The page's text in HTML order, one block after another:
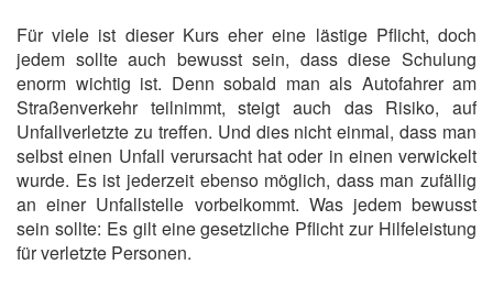
Für viele ist dieser Kurs eher eine lästige Pflicht, doch
jedem sollte auch bewusst sein, dass diese Schulung
enorm wichtig ist. Denn sobald man als Autofahrer am
Straßenverkehr teilnimmt, steigt auch das Risiko, auf
Unfallverletzte zu treffen. Und dies nicht einmal, dass man
selbst einen Unfall verursacht hat oder in einen verwickelt
wurde. Es ist jederzeit ebenso möglich, dass man zufällig
an einer Unfallstelle vorbeikommt. Was jedem bewusst
sein sollte: Es gilt eine gesetzliche Pflicht zur Hilfeleistung
für verletzte Personen.